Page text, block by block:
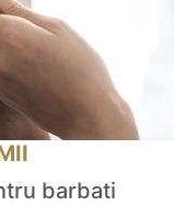
barbati